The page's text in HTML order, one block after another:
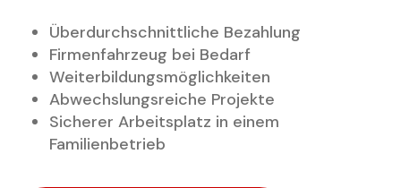
Überdurchschnittliche Bezahlung
Firmenfahrzeug bei Bedarf
Weiterbildungsmöglichkeiten
Abwechslungsreiche Projekte
Sicherer Arbeitsplatz in einem
Familienbetrieb